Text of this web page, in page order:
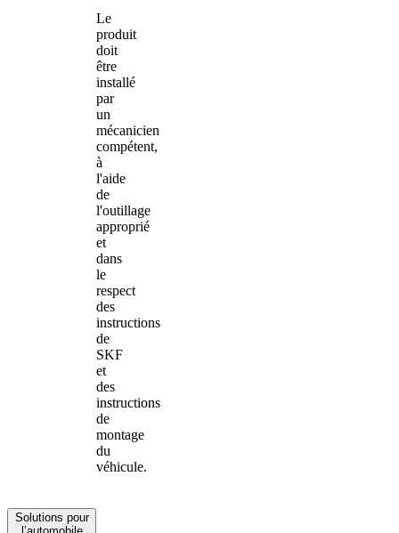
Le
produit
doit
être
installé
par
un
mécanicien
compétent,
à
l'aide
de
l'outillage
approprié
et
dans
le
respect
des
instructions
de
SKF
et
des
instructions
de
montage
du
véhicule.
Solutions pour